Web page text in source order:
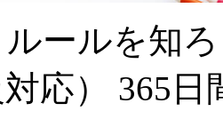
ルールを知
応） 365